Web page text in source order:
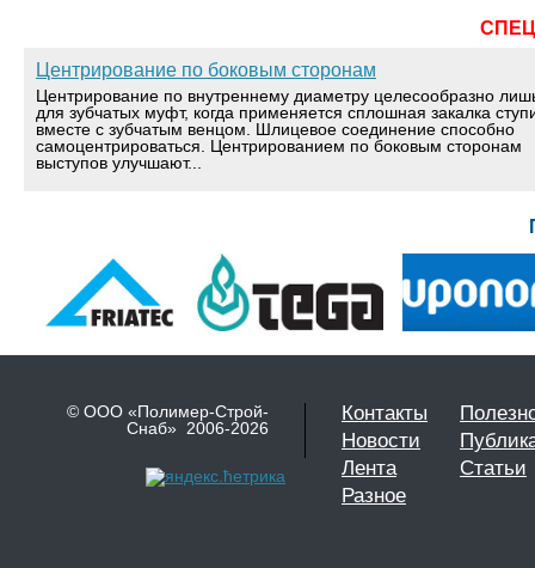
Центрирование по боковым сторонам
Центрирование по внутреннему диаметру целесообразно
для зубчатых муфт, когда применяется сплошная закалка
вместе с зубчатым венцом. Шлицевое соединение способно
самоцентрироваться. Центрированием по боковым сторонам
выступов улучшают...
© ООО «Полимер-Строй-
Снаб» 2006-2026
Контакты
Новости
Лента
Статьи
Разное